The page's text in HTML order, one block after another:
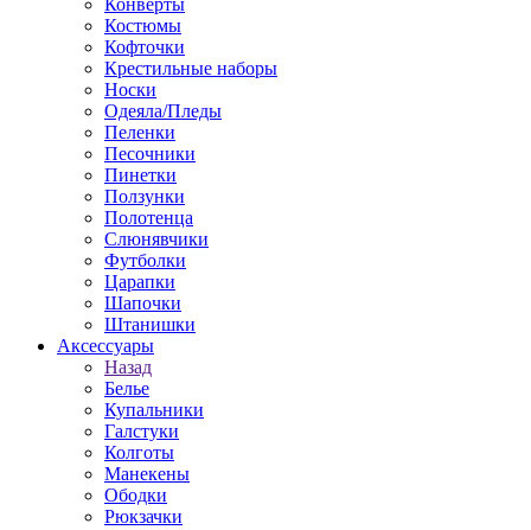
Конверты
Костюмы
Кофточки
Крестильные наборы
Носки
Одеяла/Пледы
Пеленки
Песочники
Пинетки
Ползунки
Полотенца
Слюнявчики
Футболки
Царапки
Шапочки
Штанишки
Аксессуары
Назад
Белье
Купальники
Галстуки
Колготы
Манекены
Ободки
Рюкзачки